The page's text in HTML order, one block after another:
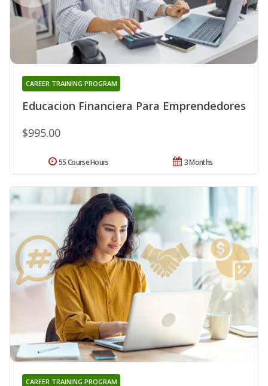
Educacion Financiera Para Emprendedores
CAREER TRAINING PROGRAM
$995.00
3 Months
55 Course Hours
CAREER TRAINING PROGRAM